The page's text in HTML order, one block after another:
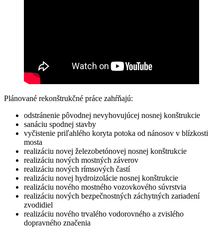
Plánované rekonštrukčné práce zahŕňajú:
odstránenie pôvodnej nevyhovujúcej nosnej konštrukcie
sanáciu spodnej stavby
vyčistenie priľahlého koryta potoka od nánosov v blízkosti
mosta
realizáciu novej železobetónovej nosnej konštrukcie
realizáciu nových mostných záverov
realizáciu nových rímsových častí
realizáciu novej hydroizolácie nosnej konštrukcie
realizáciu nového mostného vozovkového súvrstvia
realizáciu nových bezpečnostných záchytných zariadení
zvodidiel
realizáciu nového trvalého vodorovného a zvislého
dopravného značenia